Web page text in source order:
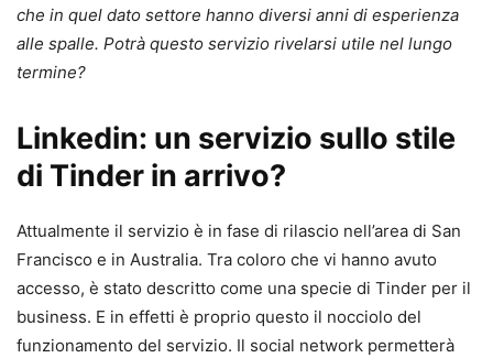
che in quel dato settore hanno diversi anni di esperienza
alle spalle. Potrà questo servizio rivelarsi utile nel lungo
termine?
Linkedin: un servizio sullo stile
di Tinder in arrivo?
Attualmente il servizio è in fase di rilascio nell’area di San
Francisco e in Australia. Tra coloro che vi hanno avuto
accesso, è stato descritto come una specie di Tinder per il
business. E in effetti è proprio questo il nocciolo del
funzionamento del servizio. Il social network permetterà